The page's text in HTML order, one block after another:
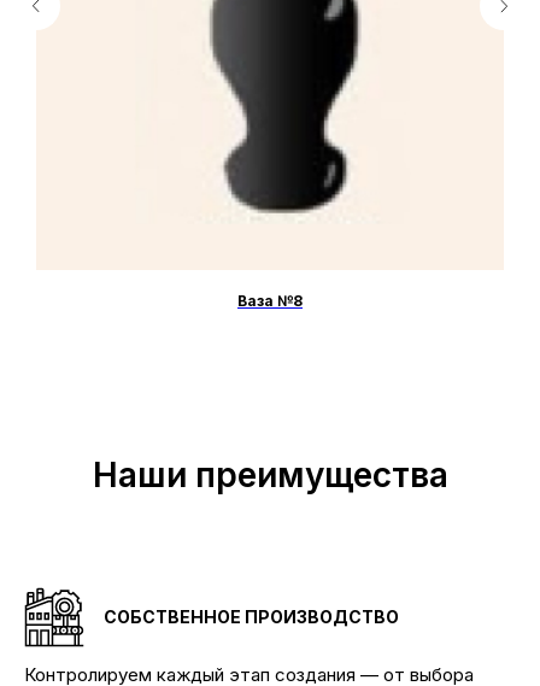
Ваза №8
Наши преимущества
СОБСТВЕННОЕ ПРОИЗВОДСТВО
Контролируем каждый этап создания — от выбора